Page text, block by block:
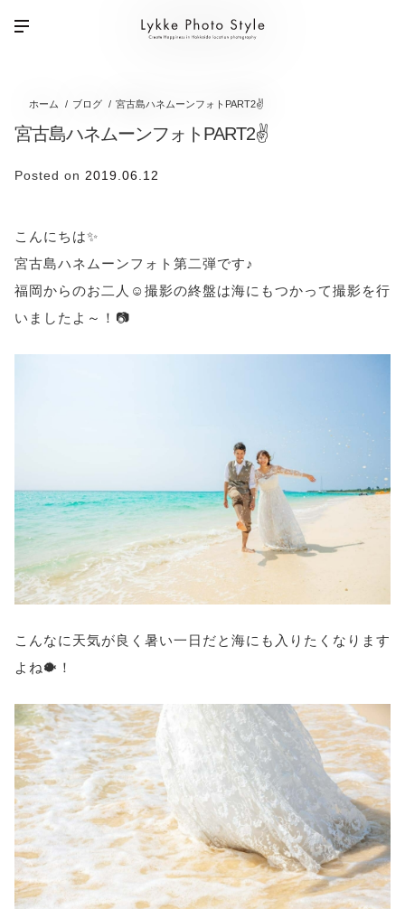
ホーム ブログ 宮古島ハネムーンフォトPART2✌
宮古島ハネムーンフォトPART2✌
Posted on 2019.06.12
こんにちは✨
宮古島ハネムーンフォト第二弾です♪
福岡からのお二人☺撮影の終盤は海にもつかって撮影を行
いましたよ～！📷
こんなに天気が良く暑い一日だと海にも入りたくなります
よね🐡！